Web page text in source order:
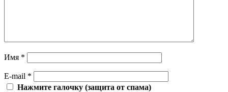
Имя *
E-mail *
Нажмите галочку (защита от спама)